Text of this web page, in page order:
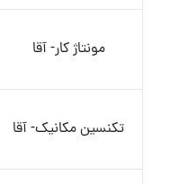
مونتاژ کار- آقا
تکنسین مکانیک- آقا